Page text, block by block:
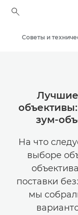
зум-
На что
выборе
поставки
мы